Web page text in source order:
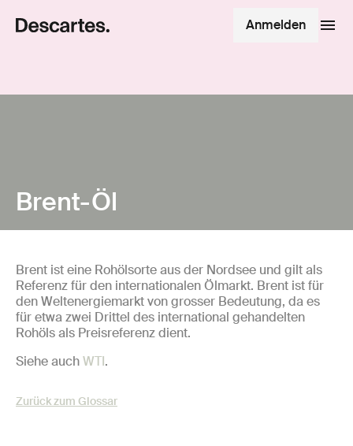
Anmelden
Brent-Öl
Brent ist eine Rohölsorte aus der Nordsee und gilt als
Referenz für den internationalen Ölmarkt. Brent ist für
den Weltenergiemarkt von grosser Bedeutung, da es
für etwa zwei Drittel des international gehandelten
Rohöls als Preisreferenz dient.
Siehe auchWTI.
Zurück zum Glossar